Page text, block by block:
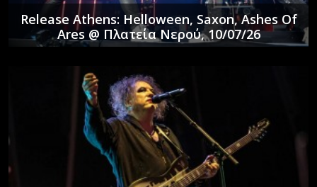
Release Athens: Helloween, Saxon, Ashes Of
Ares @ Πλατεία Νερού, 10/07/26